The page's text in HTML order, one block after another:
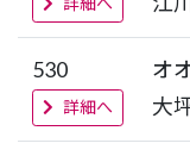
詳細へ
530
詳細へ
オ
大